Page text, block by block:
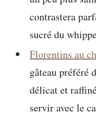
contrastera
sucré du
Florentins au
gâteau préféré
délicat et
servir avec le